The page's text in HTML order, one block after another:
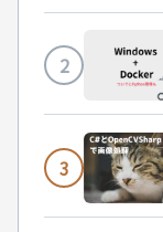
2
3